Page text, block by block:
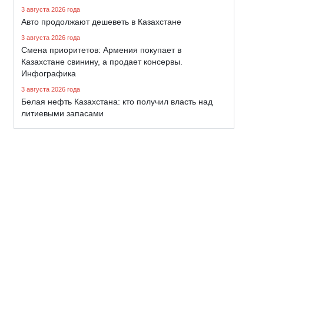
3 августа 2026 года
Авто продолжают дешеветь в Казахстане
3 августа 2026 года
Смена приоритетов: Армения покупает в
Казахстане свинину, а продает консервы.
Инфографика
3 августа 2026 года
Белая нефть Казахстана: кто получил власть над
литиевыми запасами